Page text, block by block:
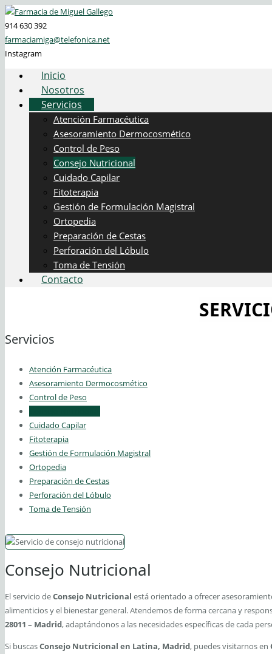
914 630 392
farmaciamiga@telefonica.net
Instagram
Inicio
Nosotros
Servicios
Atención Farmacéutica
Asesoramiento Dermocosmético
Control de Peso
Consejo Nutricional
Cuidado Capilar
Fitoterapia
Gestión de Formulación Magistral
Ortopedia
Preparación de Cestas
Perforación del Lóbulo
Toma de Tensión
Contacto
Servicios
Atención Farmacéutica
Asesoramiento Dermocosmético
Control de Peso
Cuidado Capilar
Fitoterapia
Gestión de Formulación Magistral
Ortopedia
Preparación de Cestas
Perforación del Lóbulo
Toma de Tensión
Consejo Nutricional
El servicio deConsejo Nutricional está orientado a ofrecer
alimenticios y el bienestar general. Atendemos de forma cercana y
28011 – Madrid, adaptándonos a las necesidades específicas de cada
Si buscasConsejo Nutricional en Latina, Madrid, puedes visitarnos en